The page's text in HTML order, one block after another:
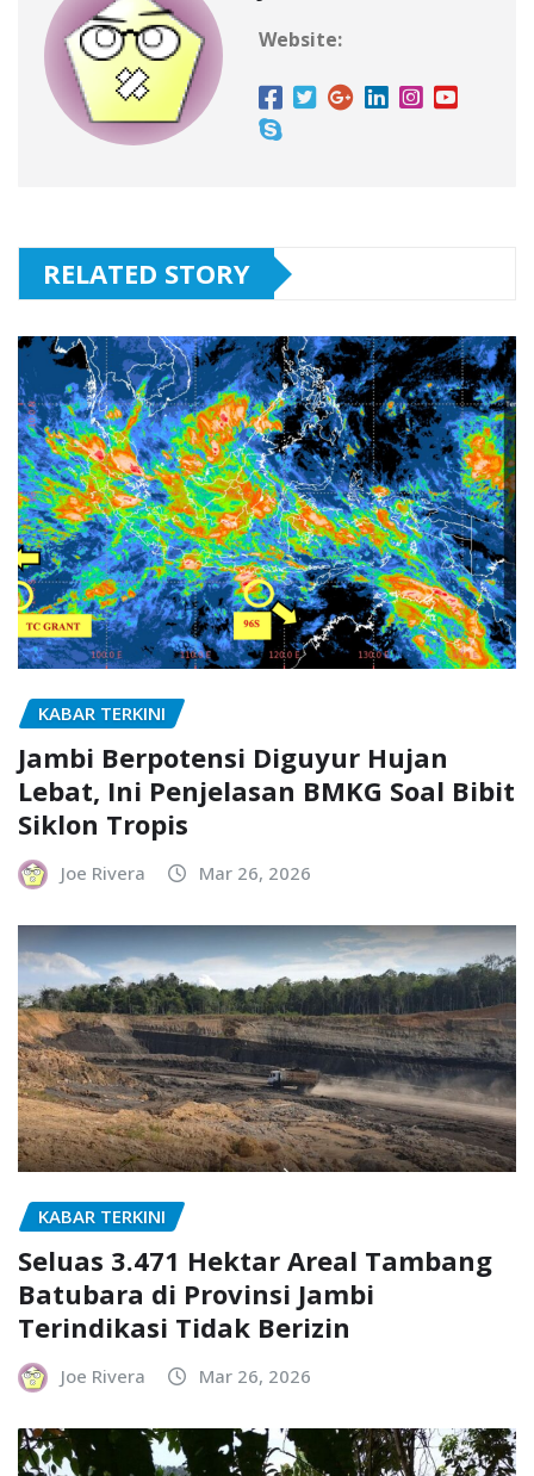
Website:
RELATED STORY
KABAR TERKINI
Jambi Berpotensi Diguyur Hujan
Lebat, Ini Penjelasan BMKG Soal Bibit
Siklon Tropis
Joe Rivera Mar 26, 2026
KABAR TERKINI
Seluas 3.471 Hektar Areal Tambang
Batubara di Provinsi Jambi
Terindikasi Tidak Berizin
Joe Rivera Mar 26, 2026